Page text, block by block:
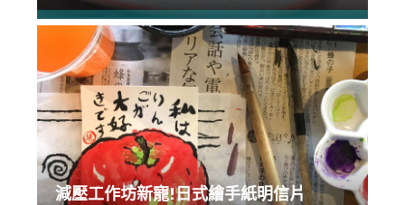
減壓工作坊新寵!日式繪手紙明信片